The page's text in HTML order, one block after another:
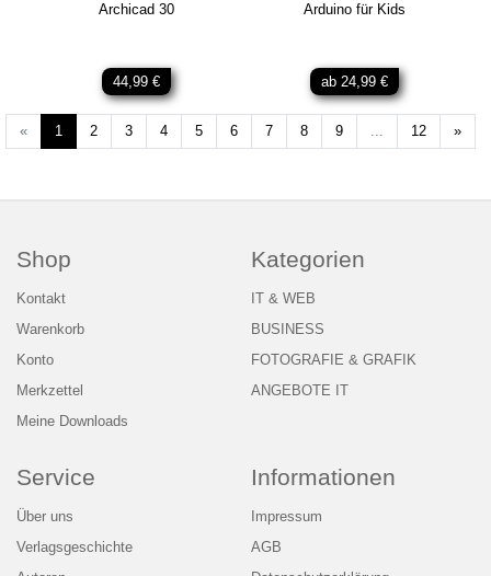
Archicad 30
44,99 €
Arduino für Kids
ab 24,99 €
« 1 2 3 4 5 6 7 8 9 ... 12 »
Shop
Kontakt
Warenkorb
Konto
Merkzettel
Meine Downloads
Kategorien
IT & WEB
BUSINESS
FOTOGRAFIE & GRAFIK
ANGEBOTE IT
Service
Über uns
Verlagsgeschichte
Informationen
Impressum
AGB